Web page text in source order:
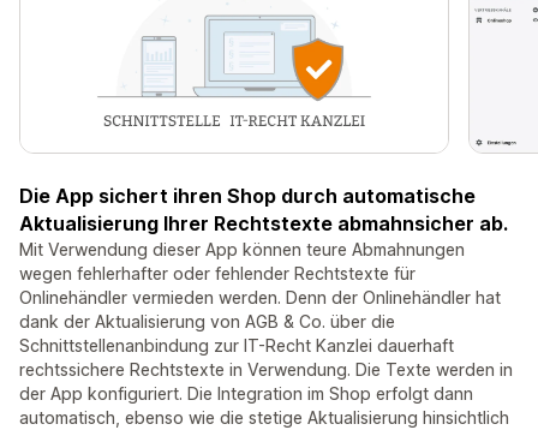
Die App sichert ihren Shop durch automatische
Aktualisierung Ihrer Rechtstexte abmahnsicher ab.
Mit Verwendung dieser App können teure Abmahnungen
wegen fehlerhafter oder fehlender Rechtstexte für
Onlinehändler vermieden werden. Denn der Onlinehändler hat
dank der Aktualisierung von AGB & Co. über die
Schnittstellenanbindung zur IT-Recht Kanzlei dauerhaft
rechtssichere Rechtstexte in Verwendung. Die Texte werden in
der App konfiguriert. Die Integration im Shop erfolgt dann
automatisch, ebenso wie die stetige Aktualisierung hinsichtlich